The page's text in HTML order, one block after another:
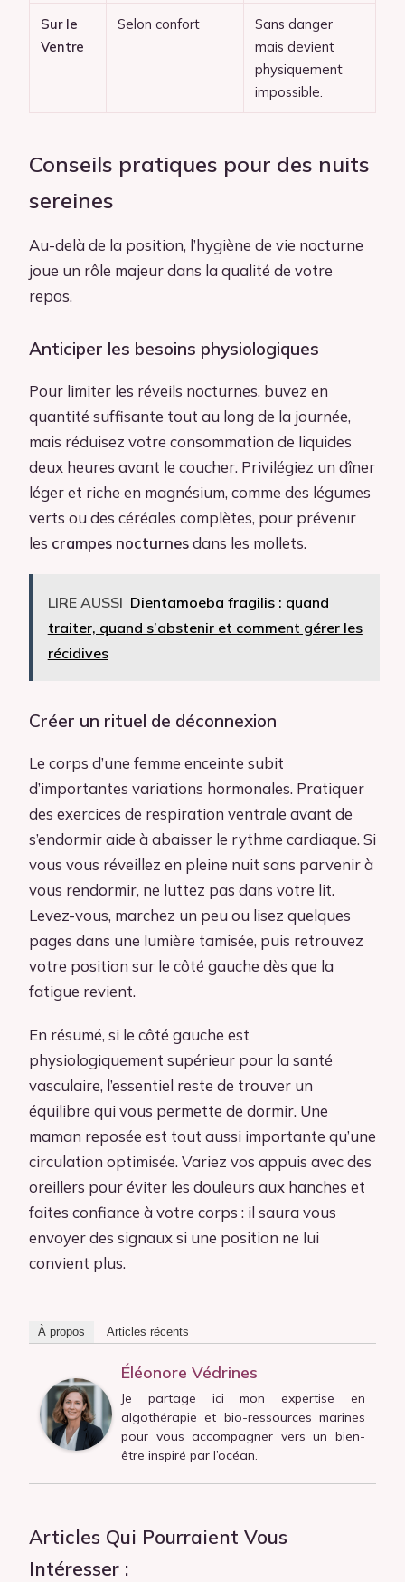
Sur le
Ventre
Selon confort
Sans danger
mais devient
physiquement
impossible.
Conseils pratiques pour des nuits
sereines
Au-delà de la position, l’hygiène de vie nocturne
joue un rôle majeur dans la qualité de votre
repos.
Anticiper les besoins physiologiques
Pour limiter les réveils nocturnes, buvez en
quantité suffisante tout au long de la journée,
mais réduisez votre consommation de liquides
deux heures avant le coucher. Privilégiez un dîner
léger et riche en magnésium, comme des légumes
verts ou des céréales complètes, pour prévenir
les crampes nocturnesdans les mollets.
LIRE AUSSI Dientamoeba fragilis : quand
traiter, quand s’abstenir et comment gérer les
récidives
Créer un rituel de déconnexion
Le corps d’une femme enceinte subit
d’importantes variations hormonales. Pratiquer
des exercices de respiration ventrale avant de
s’endormir aide à abaisser le rythme cardiaque. Si
vous vous réveillez en pleine nuit sans parvenir à
vous rendormir, ne luttez pas dans votre lit.
Levez-vous, marchez un peu ou lisez quelques
pages dans une lumière tamisée, puis retrouvez
votre position sur le côté gauche dès que la
fatigue revient.
En résumé, si le côté gauche est
physiologiquement supérieur pour la santé
vasculaire, l’essentiel reste de trouver un
équilibre qui vous permette de dormir. Une
maman reposée est tout aussi importante qu’une
circulation optimisée. Variez vos appuis avec des
oreillers pour éviter les douleurs aux hanches et
faites confiance à votre corps : il saura vous
envoyer des signaux si une position ne lui
convient plus.
À propos Articles récents
Éléonore Védrines
Je partage ici mon expertise en
algothérapie et bio-ressources marines
pour vous accompagner vers un bien-
être inspiré par l’océan.
Articles Qui Pourraient Vous
Intéresser :